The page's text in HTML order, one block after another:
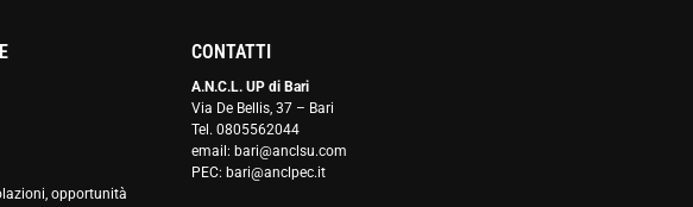
opportunità
CONTATTI
A.N.C.L. UP di Bari
Via De Bellis, 37 – Bari
Tel. 0805562044
email: bari@anclsu.com
PEC: bari@anclpec.it